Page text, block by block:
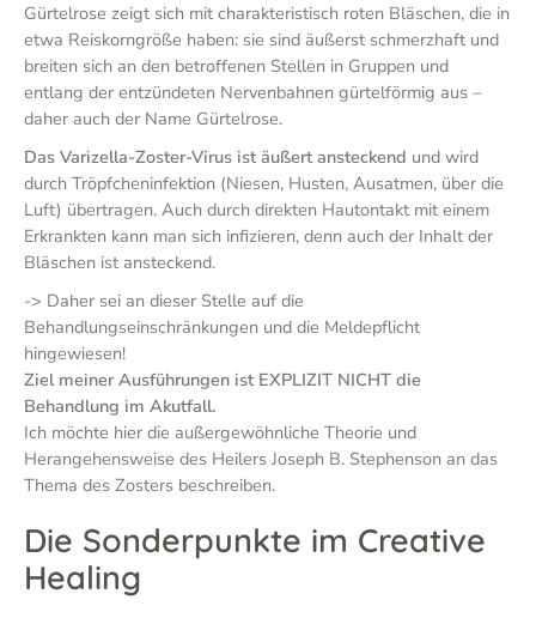
Gürtelrose zeigt sich mit charakteristisch roten Bläschen, die in
etwa Reiskorngröße haben: sie sind äußerst schmerzhaft und
breiten sich an den betroffenen Stellen in Gruppen und
entlang der entzündeten Nervenbahnen gürtelförmig aus –
daher auch der Name Gürtelrose.
Das Varizella-Zoster-Virus ist äußert ansteckend und wird
durch Tröpfcheninfektion (Niesen, Husten, Ausatmen, über die
Luft) übertragen. Auch durch direkten Hautontakt mit einem
Erkrankten kann man sich infizieren, denn auch der Inhalt der
Bläschen ist ansteckend.
-> Daher sei an dieser Stelle auf die
Behandlungseinschränkungen und die Meldepflicht
hingewiesen!
Ziel meiner Ausführungen ist EXPLIZIT NICHT die
Behandlung im Akutfall.
Ich möchte hier die außergewöhnliche Theorie und
Herangehensweise des Heilers Joseph B. Stephenson an das
Thema des Zosters beschreiben.
Die Sonderpunkte im Creative
Healing